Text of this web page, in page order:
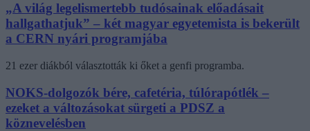
„A világ legelismertebb tudósainak előadásait
hallgathatjuk” – két magyar egyetemista is bekerült
a CERN nyári programjába
21 ezer diákból választották ki őket a genfi programba.
NOKS-dolgozók bére, cafetéria, túlórapótlék –
ezeket a változásokat sürgeti a PDSZ a
köznevelésben